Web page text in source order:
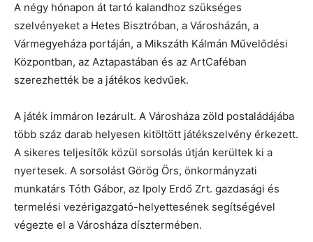
A négy hónapon át tartó kalandhoz szükséges
szelvényeket a Hetes Bisztróban, a Városházán, a
Vármegyeháza portáján, a Mikszáth Kálmán Művelődési
Központban, az Aztapastában és az ArtCaféban
szerezhették be a játékos kedvűek.
A játék immáron lezárult. A Városháza zöld postaládájába
több száz darab helyesen kitöltött játékszelvény érkezett.
A sikeres teljesítők közül sorsolás útján kerültek ki a
nyertesek. A sorsolást Görög Örs, önkormányzati
munkatárs Tóth Gábor, az Ipoly Erdő Zrt. gazdasági és
termelési vezérigazgató-helyettesének segítségével
végezte el a Városháza dísztermében.